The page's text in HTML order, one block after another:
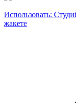
Использовать:
жакете